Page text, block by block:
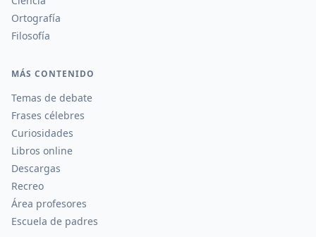
Ortografía
Filosofía
MÁS CONTENIDO
Temas de debate
Frases célebres
Curiosidades
Libros online
Descargas
Recreo
Área profesores
Escuela de padres